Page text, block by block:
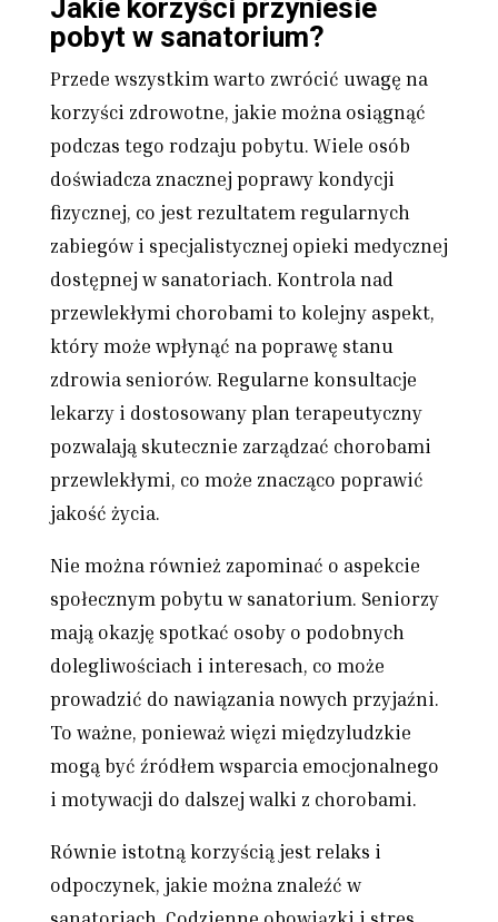
Jakie korzyści przyniesie
pobyt w sanatorium?
Przede wszystkim warto zwrócić uwagę na
korzyści zdrowotne, jakie można osiągnąć
podczas tego rodzaju pobytu. Wiele osób
doświadcza znacznej poprawy kondycji
fizycznej, co jest rezultatem regularnych
zabiegów i specjalistycznej opieki medycznej
dostępnej w sanatoriach. Kontrola nad
przewlekłymi chorobami to kolejny aspekt,
który może wpłynąć na poprawę stanu
zdrowia seniorów. Regularne konsultacje
lekarzy i dostosowany plan terapeutyczny
pozwalają skutecznie zarządzać chorobami
przewlekłymi, co może znacząco poprawić
jakość życia.
Nie można również zapominać o aspekcie
społecznym pobytu w sanatorium. Seniorzy
mają okazję spotkać osoby o podobnych
dolegliwościach i interesach, co może
prowadzić do nawiązania nowych przyjaźni.
To ważne, ponieważ więzi międzyludzkie
mogą być źródłem wsparcia emocjonalnego
i motywacji do dalszej walki z chorobami.
Równie istotną korzyścią jest relaks i
odpoczynek, jakie można znaleźć w